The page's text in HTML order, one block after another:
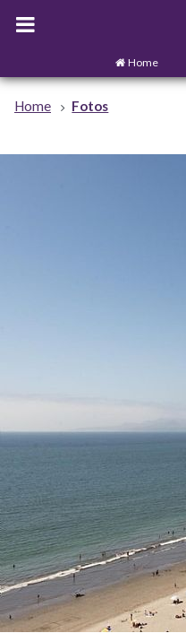
Home
Home Fotos